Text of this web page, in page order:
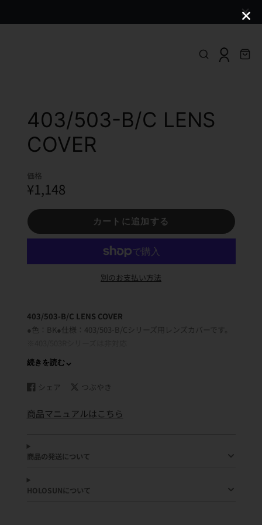
403/503-B/C LENS
COVER
価格
¥1,148
カートに追加する
別のお支払い方法
403/503-B/C LENS COVER
●色：BK●仕様：403/503-B/Cシリーズ用レンズカバーです。
・こねこ便（ヤマト運輸ポスト投函）※一部レターパックラ
※配送時の損害補償がありません。損害補償を希望される方
≪有料配送追加≫
続きを読む
シェア
Facebook
シ
す
る
新
い
ン
ド
で
開
つぶやき
Twitter
ツ
す
新
い
ド
開
商品マニュアルはこちら
商品の発送について
HOLOSUNについて